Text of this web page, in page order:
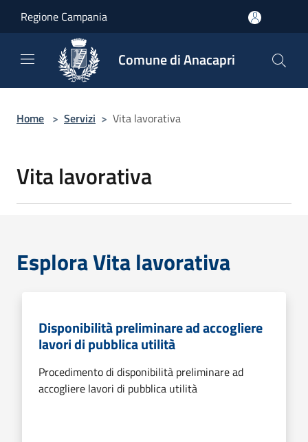
Regione Campania
Comune di Anacapri
Home > Servizi > Vita lavorativa
Vita lavorativa
Esplora Vita lavorativa
Disponibilità preliminare ad accogliere
lavori di pubblica utilità
Procedimento di disponibilità preliminare ad
accogliere lavori di pubblica utilità